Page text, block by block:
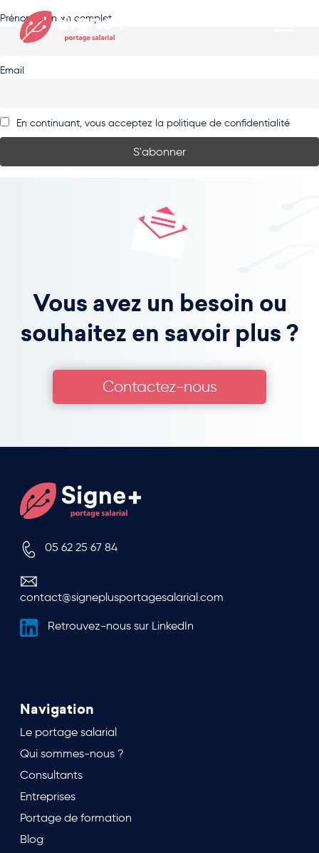
Prénom ou nom complet
Email
En continuant, vous acceptez la politique de confidentialité
Vous avez un besoin ou
souhaitez en savoir plus ?
Contactez-nous
05 62 25 67 84
contact@signeplusportagesalarial.com
Retrouvez-nous sur LinkedIn
Navigation
Le portage salarial
Qui sommes-nous ?
Consultants
Entreprises
Portage de formation
Blog